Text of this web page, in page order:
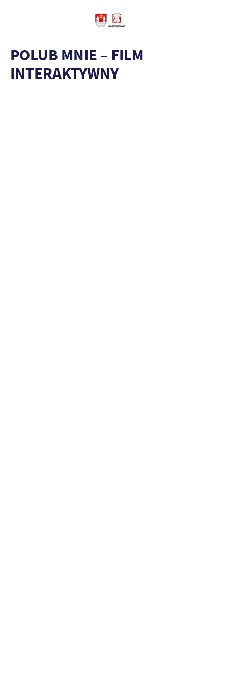
POLUB MNIE – FILM
INTERAKTYWNY